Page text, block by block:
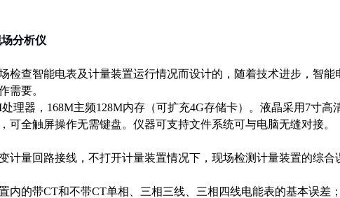
分析仪
检查智能电表及计量装置运行情况而设计的，随着技术进步，智
需要。
理器，168M主频128M内存（可扩充4G存储卡）。液晶采用7寸
可全触屏操作无需键盘。仪器可支持文件系统可与电脑无缝对接。
计量回路接线，不打开计量装置情况下，现场检测计量装置的综
内的带CT和不带CT单相、三相三线、三相四线电能表的基本误差